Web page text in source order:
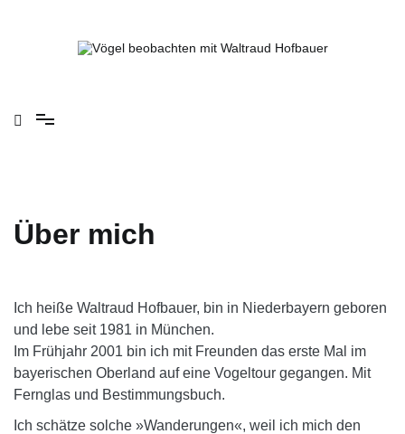
Über mich
Ich heiße Waltraud Hofbauer, bin in Niederbayern geboren
und lebe seit 1981 in München.
Im Frühjahr 2001 bin ich mit Freunden das erste Mal im
bayerischen Oberland auf eine Vogeltour gegangen. Mit
Fernglas und Bestimmungsbuch.
Ich schätze solche »Wanderungen«, weil ich mich den